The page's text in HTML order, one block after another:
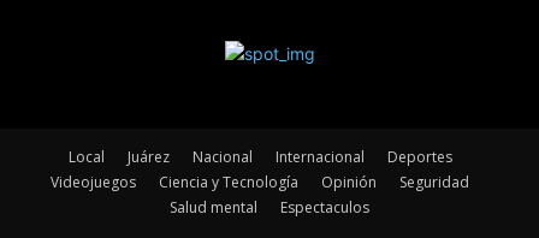
Local Juárez Nacional Internacional
Deportes
Videojuegos
Ciencia y Tecnología Opinión
Seguridad
Salud mental
Espectaculos